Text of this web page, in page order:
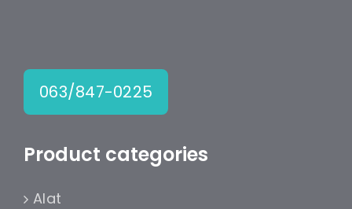
063/847-0225
Product categories
Alat